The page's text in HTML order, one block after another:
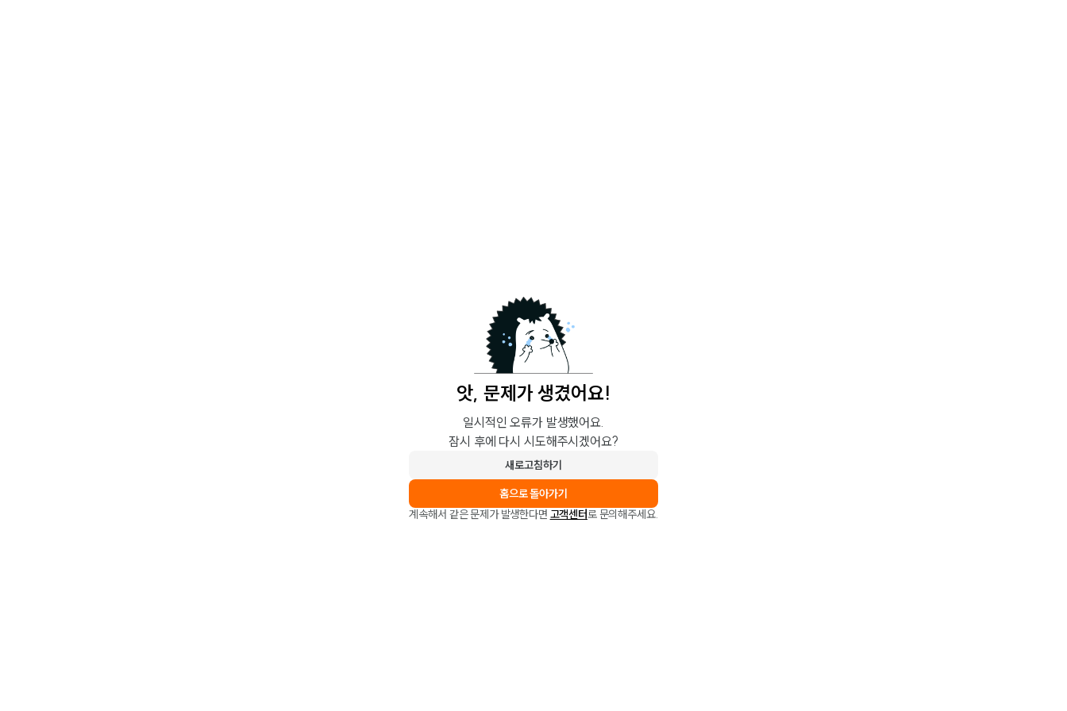
앗, 문제가 생겼어요!
일시적인 오류가 발생했어요.
잠시 후에 다시 시도해주시겠어요?
새로고침하기
홈으로 돌아가기
계속해서 같은 문제가 발생한다면 고객센터로 문의해주세요.